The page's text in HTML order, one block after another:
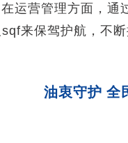
运营管理方面，
来保驾护航，不断
油衷守护 全